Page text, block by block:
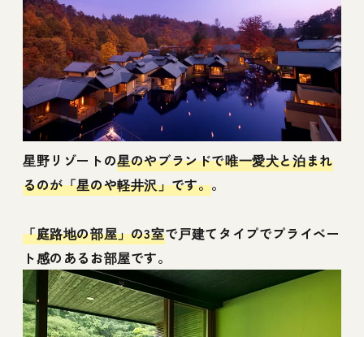
軽井沢のペットと泊まれる宿周辺は愛犬と楽
しめる観光スポットがいっぱい！
犬とお出かけをする際の持ち物・グッズ
愛犬とのお出かけにおすすめなごはん
軽井沢の犬と泊まれる宿で素敵な週末を
星野リゾートの星のやブランドで唯一愛犬と泊まれ
るのが「星のや軽井沢」です。。
「庭路地の部屋」の3室で戸建てタイプでプライベー
ト感のあるお部屋です。